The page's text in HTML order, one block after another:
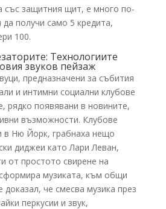
със защитния щит, е много по-
да получи само 5 кредита,
100.
Технологиите
звуков пейзаж
предназначени за събития
и интимни социални клубове
рядко появявани в новините,
възможности. Клубове
в Ню Йорк, грабнаха нещо
диджеи като Лари Леван,
от простото свирене на
музиката, към общи
доказал, че смесва музика през
перкусии и звук,